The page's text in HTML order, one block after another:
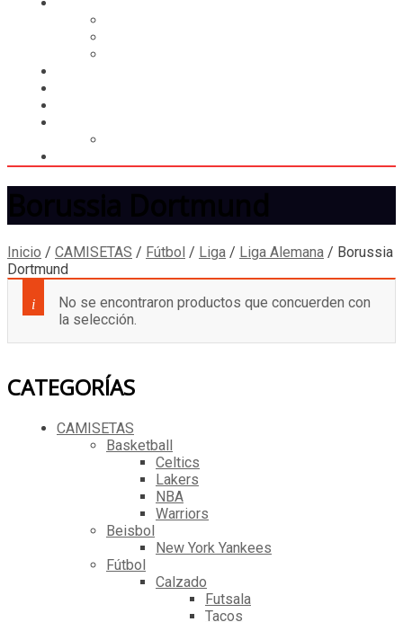
Inicio / CAMISETAS / Fútbol / Liga / Liga Alemana / Borussia
Dortmund
No se encontraron productos que concuerden con
la selección.
CATEGORÍAS
CAMISETAS
Basketball
Celtics
Lakers
NBA
Warriors
Beisbol
New York Yankees
Fútbol
Calzado
Futsala
Tacos